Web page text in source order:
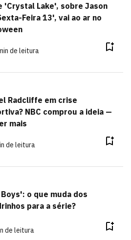
'Crystal Lake', sobre Jason
Feira 13', vai ao ar no
de leitura
Radcliffe em crise
NBC comprou a ideia —
mais
de leitura
o que muda dos
para a série?
de leitura